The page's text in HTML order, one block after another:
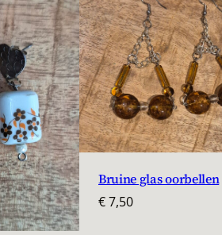
Bruine glas oorbellen
€7,50